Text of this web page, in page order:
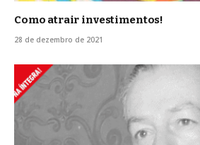
Como atrair investimentos!
28 de dezembro de 2021